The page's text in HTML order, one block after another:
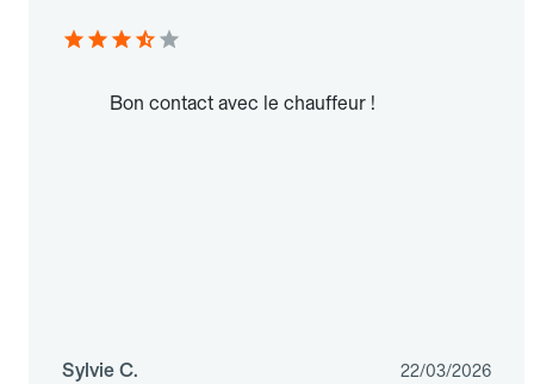
Bon contact avec le chauffeur !
Sylvie C. 22/03/2026